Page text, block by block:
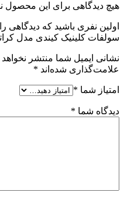
هیچ دیدگاهی برای این
اولین نفری باشید که دیدگاهی
سولفات کلینیک کیندی مدل کراتین 1000 میلی
نشانی ایمیل شما منتشر
علامت‌گذاری شده‌اند *
امتیاز شما *
دیدگاه شما *